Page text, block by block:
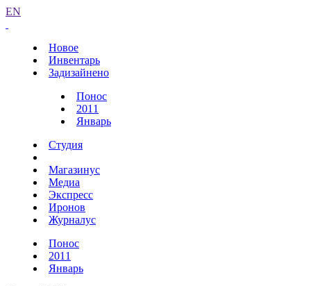
EN
Новое
Инвентарь
Задизайнено
Понос
2011
Январь
Студия
Магазинус
Медиа
Экспресс
Иронов
Журналус
Понос
2011
Январь